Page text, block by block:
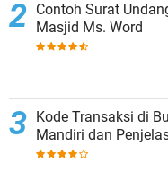
Contoh Surat
Masjid Ms. Word
Kode Transaksi di
Mandiri dan